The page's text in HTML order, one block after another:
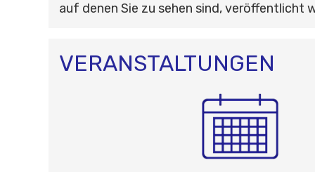
auf denen Sie zu sehen sind, veröffentlicht
VERANSTALTUNGEN